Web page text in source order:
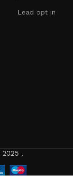
Lead opt in
2025 .